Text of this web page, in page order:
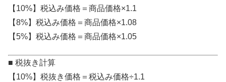
【10%】税込み価格＝商品価格×1.1
【8%】税込み価格＝商品価格×1.08
【5%】税込み価格＝商品価格×1.05
■ 税抜き計算
【10%】税抜き価格＝税込み価格÷1.1